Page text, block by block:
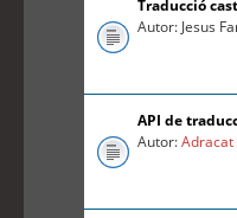
Traducció
Autor: Jesus
API de
Autor:Adracat